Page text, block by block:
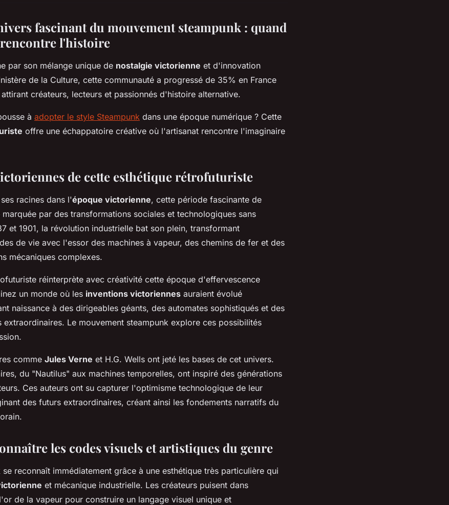
fascinant du mouvement steampunk : quand
l'histoire
par son mélange unique de nostalgie victorienne et d'innovation
de la Culture, cette communauté a progressé de 35% en France
créateurs, lecteurs et passionnés d'histoire alternative.
à adopter le style Steampunk dans une époque numérique ? Cette
offre une échappatoire créative où l'artisanat rencontre l'imaginaire
de cette esthétique rétrofuturiste
racines dans l'époque victorienne, cette période fascinante de
par des transformations sociales et technologiques sans
et 1901, la révolution industrielle bat son plein, transformant
de vie avec l'essor des machines à vapeur, des chemins de fer et des
mécaniques complexes.
réinterprète avec créativité cette époque d'effervescence
un monde où les inventions victoriennes auraient évolué
naissance à des dirigeables géants, des automates sophistiqués et des
extraordinaires. Le mouvement steampunk explore ces possibilités
comme Jules Verne et H.G. Wells ont jeté les bases de cet univers.
du "Nautilus" aux machines temporelles, ont inspiré des générations
Ces auteurs ont su capturer l'optimisme technologique de leur
des futurs extraordinaires, créant ainsi les fondements narratifs du
les codes visuels et artistiques du genre
se reconnaît immédiatement grâce à une esthétique très particulière qui
et mécanique industrielle. Les créateurs puisent dans
de la vapeur pour construire un langage visuel unique et